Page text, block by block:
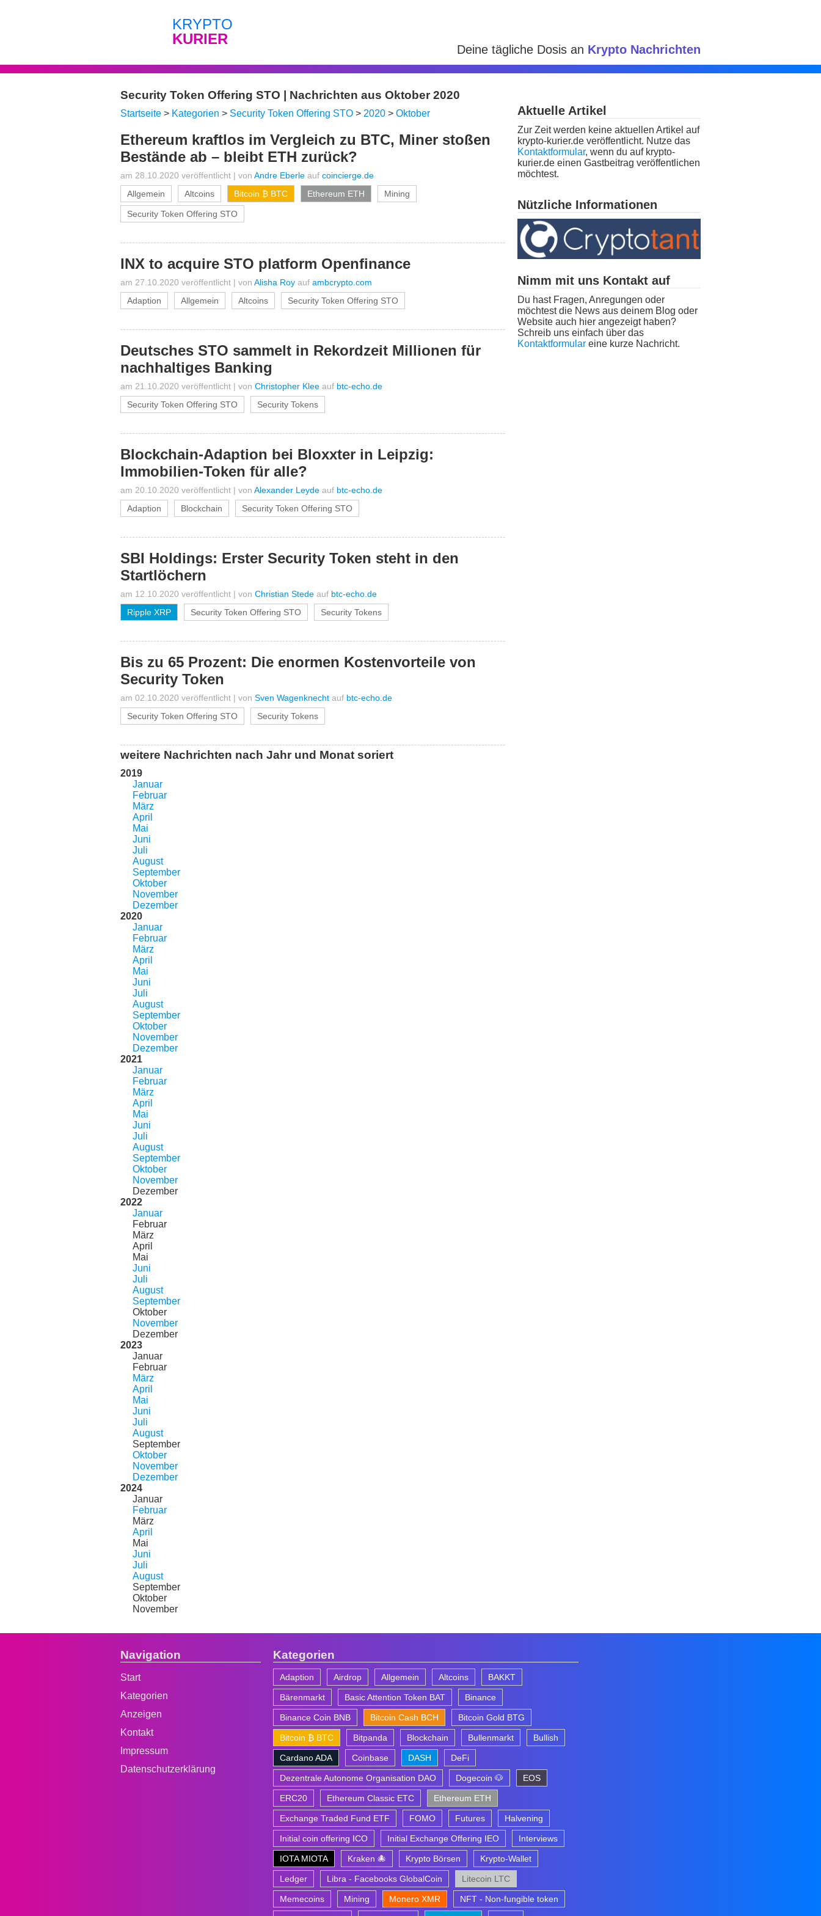
KRYPTO
KURIER
Deine tägliche Dosis an Krypto Nachrichten
Security Token Offering STO | Nachrichten aus Oktober 2020
Startseite > Kategorien > Security Token Offering STO > 2020 > Oktober
Ethereum kraftlos im Vergleich zu BTC, Miner stoßen
Bestände ab – bleibt ETH zurück?
am 28.10.2020 veröffentlicht | von Andre Eberle auf coincierge.de
Allgemein
Altcoins Bitcoin ₿ BTC Ethereum ETH Mining
Security Token Offering STO
INX to acquire STO platform Openfinance
am 27.10.2020 veröffentlicht | von Alisha Roy auf ambcrypto.com
Adaption
Allgemein Altcoins Security Token Offering STO
Deutsches STO sammelt in Rekordzeit Millionen für
nachhaltiges Banking
am 21.10.2020 veröffentlicht | von Christopher Klee auf btc-echo.de
Security Token Offering STO
Security Tokens
Blockchain-Adaption bei Bloxxter in Leipzig:
Immobilien-Token für alle?
am 20.10.2020 veröffentlicht | von Alexander Leyde auf btc-echo.de
Adaption
Blockchain Security Token Offering STO
SBI Holdings: Erster Security Token steht in den
Startlöchern
am 12.10.2020 veröffentlicht | von Christian Stede auf btc-echo.de
Ripple XRP
Security Token Offering STO Security Tokens
Bis zu 65 Prozent: Die enormen Kostenvorteile von
Security Token
am 02.10.2020 veröffentlicht | von Sven Wagenknecht auf btc-echo.de
Security Token Offering STO
Security Tokens
weitere Nachrichten nach Jahr und Monat soriert
2019
Januar
Februar
März
April
Mai
Juni
Juli
August
September
Oktober
November
Dezember
2020
Januar
Februar
März
April
Mai
Juni
Juli
August
September
Oktober
November
Dezember
2021
Januar
Februar
März
April
Mai
Juni
Juli
August
September
Oktober
November
Dezember
2022
Januar
Februar
März
April
Mai
Juni
Juli
August
September
Oktober
November
Dezember
2023
Januar
Februar
März
April
Mai
Juni
Juli
August
September
Oktober
November
Dezember
2024
Januar
Februar
März
April
Mai
Juni
Juli
August
September
Oktober
November
Aktuelle Artikel
Zur Zeit werden keine aktuellen Artikel auf
krypto-kurier.de veröffentlicht. Nutze das
Kontaktformular, wenn du auf krypto-
kurier.de einen Gastbeitrag veröffentlichen
möchtest.
Nützliche Informationen
Nimm mit uns Kontakt auf
Du hast Fragen, Anregungen oder
möchtest die News aus deinem Blog oder
Website auch hier angezeigt haben?
Schreib uns einfach über das
Kontaktformular eine kurze Nachricht.
Navigation
Start
Kategorien
Anzeigen
Kontakt
Impressum
Datenschutzerklärung
Kategorien
Adaption Airdrop Allgemein Altcoins BAKKT
Bärenmarkt Basic Attention Token BAT Binance
Binance Coin BNB Bitcoin Cash BCH Bitcoin Gold BTG
Bitcoin ₿ BTC Bitpanda Blockchain Bullenmarkt Bullish
Cardano ADA Coinbase DASH DeFi
Dezentrale Autonome Organisation DAO Dogecoin 🐶 EOS
ERC20 Ethereum Classic ETC Ethereum ETH
Exchange Traded Fund ETF FOMO Futures Halvening
Initial coin offering ICO Initial Exchange Offering IEO Interviews
IOTA MIOTA Kraken 🐙 Krypto Börsen Krypto-Wallet
Ledger Libra - Facebooks GlobalCoin Litecoin LTC
Memecoins Mining Monero XMR NFT - Non-fungible token